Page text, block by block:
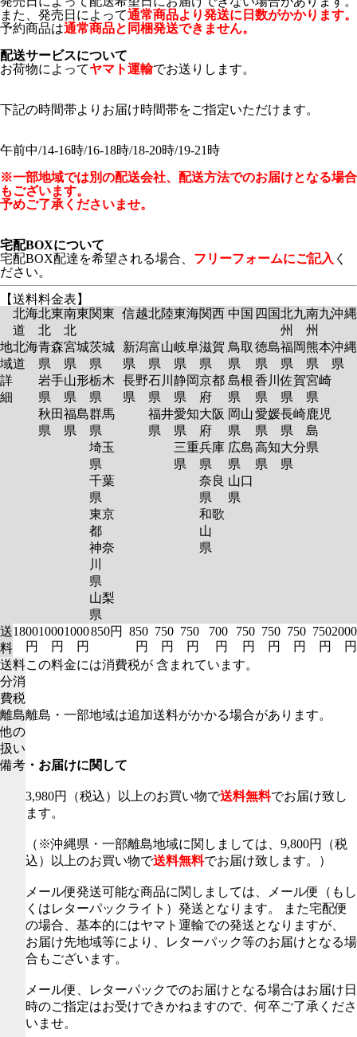
また、発売日によって通常商品より発送に日数がかかります。
予約商品は通常商品と同梱発送できません。
配送サービスについて
お荷物によってヤマト運輸でお送りします。
下記の時間帯よりお届け時間帯をご指定いただけます。
午前中/14-16時/16-18時/18-20時/19-21時
※一部地域では別の配送会社、配送方法でのお届けとなる場合
もございます。
予めご了承くださいませ。
宅配BOXについて
宅配BOX配達を希望される場合、 フリーフォームにご記入 く
ださい。
【送料料金表】
北海
道
北東
北
南東
北
関東 信越北陸東海関西 中国 四国北九
州
南九
州
沖縄
地
域
詳
細
北海
道
青森
県
岩手
県
秋田
県
宮城
県
山形
県
福島
県
茨城
県
栃木
県
群馬
県
埼玉
県
千葉
県
東京
都
神奈
川
県
山梨
県
新潟
県
長野
県
富山
県
石川
県
福井
県
岐阜
県
静岡
県
愛知
県
三重
県
滋賀
県
京都
府
大阪
府
兵庫
県
奈良
県
和歌
山
県
鳥取
県
島根
県
岡山
県
広島
県
山口
県
徳島
県
香川
県
愛媛
県
高知
県
福岡
県
佐賀
県
長崎
県
大分
県
熊本
県
宮崎
県
鹿児
島
県
沖縄
県
送
料
1800
円
1000
円
1000
円
850円
850
円
750
円
750
円
700
円
750
円
750
円
750
円
750
円
2000
円
送料
分消
費税
この料金には消費税が 含まれています。
離島
他の
扱い
離島・一部地域は追加送料がかかる場合があります。
備考 ・お届けに関して
3,980円（税込）以上のお買い物で送料無料でお届け致し
ます。
（※沖縄県・一部離島地域に関しましては、9,800円（税
込）以上のお買い物で送料無料でお届け致します。）
メール便発送可能な商品に関しましては、メール便（もし
くはレターパックライト）発送となります。 また宅配便
の場合、基本的にはヤマト運輸での発送となりますが、
お届け先地域等により、レターパック等のお届けとなる場
合もございます。
メール便、レターパックでのお届けとなる場合はお届け日
時のご指定はお受けできかねますので、何卒ご了承くださ
いませ。